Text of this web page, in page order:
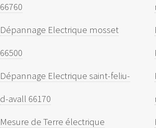
66760
Dépannage Electrique mosset
66500
Dépannage Electrique saint-feliu-
d-avall 66170
Mesure de Terre électrique